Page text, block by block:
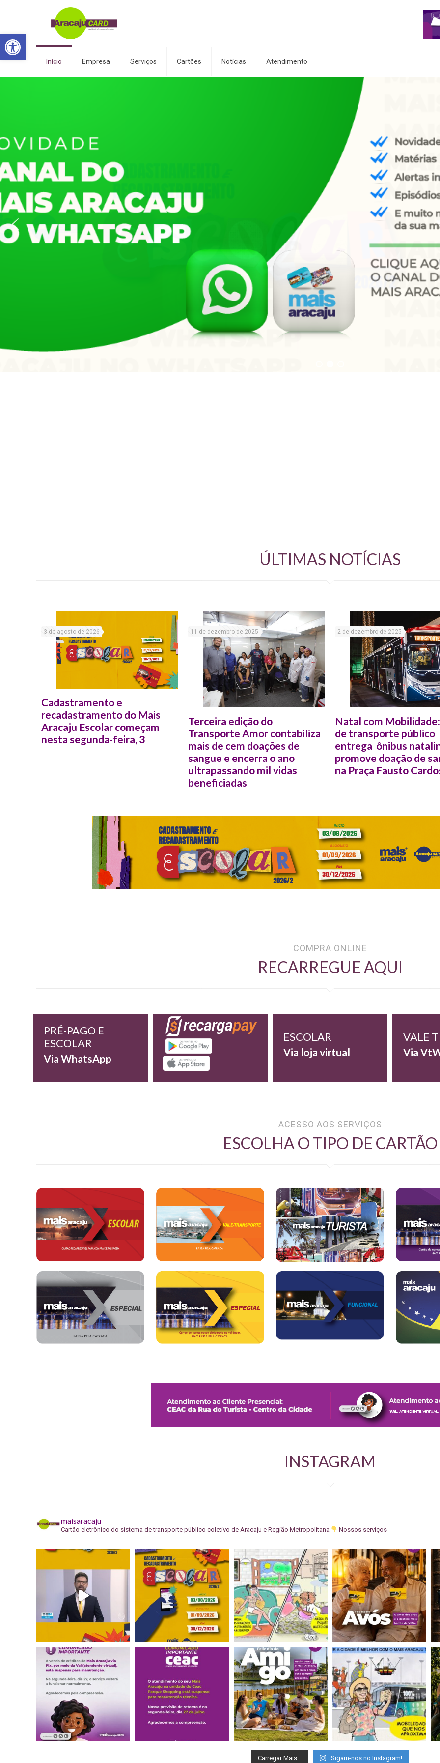
Abrir a barra de ferramentas
Início Empresa Serviços Cartões Notícias Atendimento
ÚLTIMAS NOTÍCIAS
3 de agosto de 2026
Cadastramento e
recadastramento do Mais
Aracaju Escolar começam
nesta segunda-feira, 3
11 de dezembro de 2025
Terceira edição do
Transporte Amor contabiliza
mais de cem doações de
sangue e encerra o ano
ultrapassando mil vidas
beneficiadas
2 de dezembro de 2025
Natal com
de transporte público
entrega ônibus
promove doação de
na Praça Fausto
COMPRA ONLINE
RECARREGUE AQUI
PRÉ-PAGO E
ESCOLAR
Via WhatsApp
ESCOLAR
Via loja virtual
VALE
Via
ACESSO AOS SERVIÇOS
ESCOLHA O TIPO DE CARTÃO
INSTAGRAM
maisaracaju
Cartão eletrônico do sistema de transporte público coletivo de Aracaju e Região Metropolitana Nossos serviços
Carregar Mais... Sigam-nos no Instagram!